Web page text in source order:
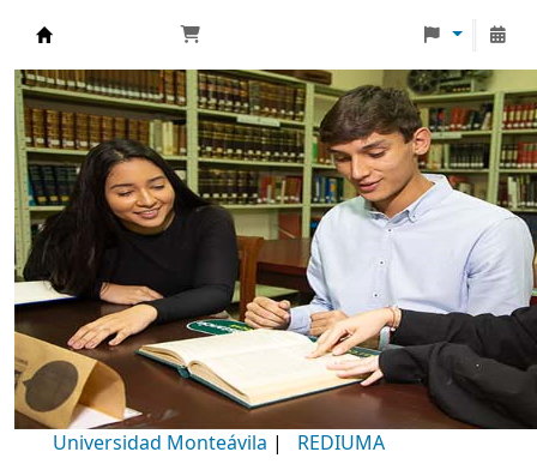
Biblioteca Universidad Monteávila
Universidad Monteávila | REDIUMA